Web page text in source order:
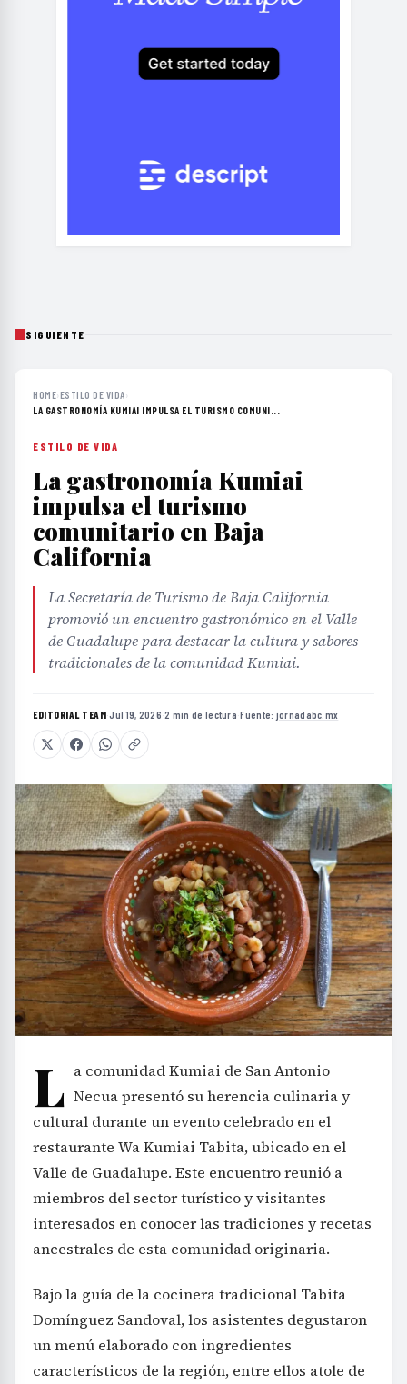
SIGUIENTE
HOME›ESTILO DE VIDA›
LA GASTRONOMÍA KUMIAI IMPULSA EL TURISMO COMUNI...
ESTILO DE VIDA
La gastronomía Kumiai
impulsa el turismo
comunitario en Baja
California
La Secretaría de Turismo de Baja California
promovió un encuentro gastronómico en el Valle
de Guadalupe para destacar la cultura y sabores
tradicionales de la comunidad Kumiai.
EDITORIAL TEAM·Jul 19, 2026·2 min de lectura·Fuente: jornadabc.mx
L a comunidad Kumiai de San Antonio
Necua presentó su herencia culinaria y
cultural durante un evento celebrado en el
restaurante Wa Kumiai Tabita, ubicado en el
Valle de Guadalupe. Este encuentro reunió a
miembros del sector turístico y visitantes
interesados en conocer las tradiciones y recetas
ancestrales de esta comunidad originaria.
Bajo la guía de la cocinera tradicional Tabita
Domínguez Sandoval, los asistentes degustaron
un menú elaborado con ingredientes
característicos de la región, entre ellos atole de